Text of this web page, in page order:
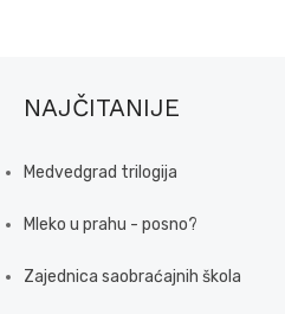
NAJČITANIJE
Medvedgrad trilogija
Mleko u prahu - posno?
Zajednica saobraćajnih škola